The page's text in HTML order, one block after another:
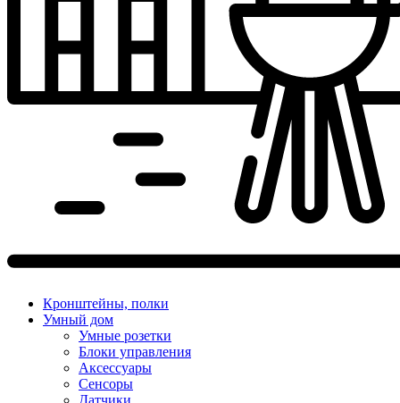
Кронштейны, полки
Умный дом
Умные розетки
Блоки управления
Аксессуары
Сенсоры
Датчики